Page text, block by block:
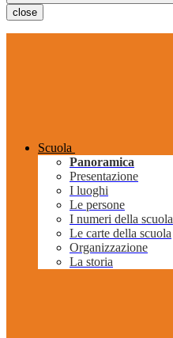
close
Scuola
Panoramica
Presentazione
I luoghi
Le persone
I numeri della scuola
Le carte della scuola
Organizzazione
La storia